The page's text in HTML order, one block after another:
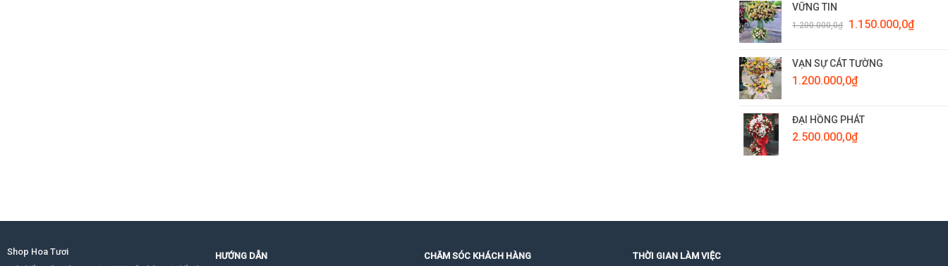
VỮNG TIN
1.200.000,0₫
Giá
1.200.000,0₫.
1.150.000,0₫Giá
VẠN SỰ CÁT TƯỜNG
1.200.000,0₫
ĐẠI HỒNG PHÁT
2.500.000,0₫
Shop Hoa Tươi
HƯỚNG DẪN CHĂM SÓC KHÁCH HÀNG THỜI GIAN LÀM VIỆC